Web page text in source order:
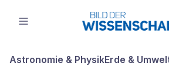
Astronomie & PhysikErde &